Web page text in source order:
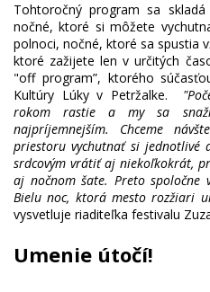
Tohtoročný program sa
nočné, ktoré si môžete
polnoci, nočné, ktoré sa spustia
ktoré zažijete len v určitých
"off program”, ktorého
Kultúry Lúky v Petržalke.
rokom rastie a my sa
najpríjemnejším. Chceme
priestoru vychutnať si
srdcovým vrátiť aj niekoľkokrát,
aj nočnom šate. Preto spoločne
Bielu noc, ktorá mesto rozžiari
Umenie útočí!